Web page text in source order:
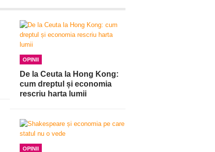
OPINII
De la Ceuta la Hong Kong:
cum dreptul și economia
rescriu harta lumii
OPINII